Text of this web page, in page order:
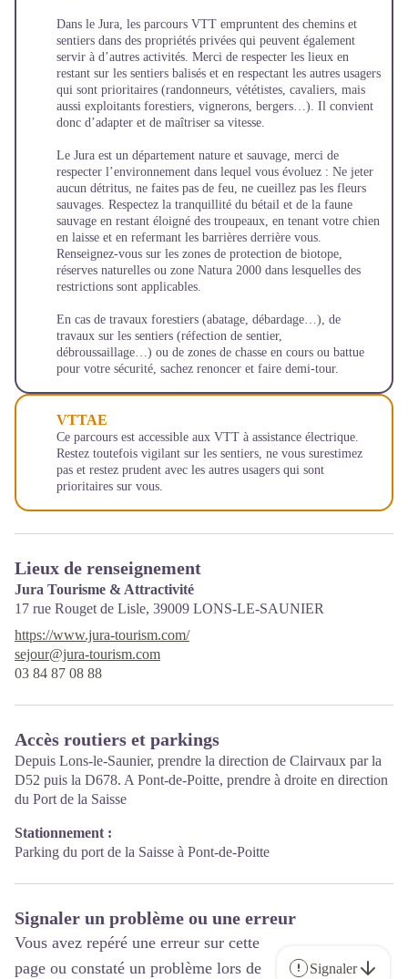
Dans le Jura, les parcours VTT empruntent des chemins et
sentiers dans des propriétés privées qui peuvent également
servir à d’autres activités. Merci de respecter les lieux en
restant sur les sentiers balisés et en respectant les autres usagers
qui sont prioritaires (randonneurs, vététistes, cavaliers, mais
aussi exploitants forestiers, vignerons, bergers…). Il convient
donc d’adapter et de maîtriser sa vitesse.
Le Jura est un département nature et sauvage, merci de
respecter l’environnement dans lequel vous évoluez : Ne jeter
aucun détritus, ne faites pas de feu, ne cueillez pas les fleurs
sauvages. Respectez la tranquillité du bétail et de la faune
sauvage en restant éloigné des troupeaux, en tenant votre chien
en laisse et en refermant les barrières derrière vous.
Renseignez-vous sur les zones de protection de biotope,
réserves naturelles ou zone Natura 2000 dans lesquelles des
restrictions sont applicables.
En cas de travaux forestiers (abatage, débardage…), de
travaux sur les sentiers (réfection de sentier,
débroussaillage…) ou de zones de chasse en cours ou battue
pour votre sécurité, sachez renoncer et faire demi-tour.
VTTAE
Ce parcours est accessible aux VTT à assistance électrique.
Restez toutefois vigilant sur les sentiers, ne vous surestimez
pas et restez prudent avec les autres usagers qui sont
prioritaires sur vous.
Lieux de renseignement
Jura Tourisme & Attractivité
17 rue Rouget de Lisle, 39009 LONS-LE-SAUNIER
https://www.jura-tourism.com/
sejour@jura-tourism.com
03 84 87 08 88
Accès routiers et parkings
Depuis Lons-le-Saunier, prendre la direction de Clairvaux par la
D52 puis la D678. A Pont-de-Poitte, prendre à droite en direction
du Port de la Saisse
Stationnement :
Parking du port de la Saisse à Pont-de-Poitte
Signaler un problème ou une erreur
Vous avez repéré une erreur sur cette
page ou constaté un problème lors de
Signaler